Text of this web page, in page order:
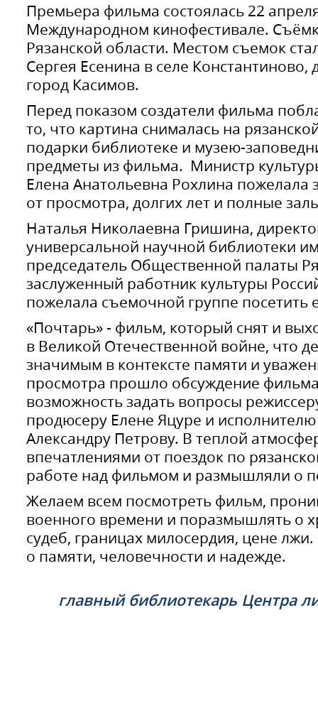
Премьера фильма состоялась 22
Международном кинофестивале.
Рязанской области. Местом съемок
Сергея Есенина в селе
город Касимов.
Перед показом создатели фильма
то, что картина снималась на
подарки библиотеке и музею-
предметы из фильма. Министр
Елена Анатольевна Рохлина пожелала
от просмотра, долгих лет и полные
Наталья Николаевна Гришина,
универсальной научной библиотеки
председатель Общественной палаты
заслуженный работник культуры
пожелала съемочной группе посетить
«Почтарь» - фильм, который снят и
в Великой Отечественной войне, что
значимым в контексте памяти и
просмотра прошло обсуждение
возможность задать вопросы
продюсеру Елене Яцуре и
Александру Петрову. В теплой
впечатлениями от поездок по
работе над фильмом и размышляли о
Желаем всем посмотреть фильм,
военного времени и поразмышлять о
судеб, границах милосердия, цене
о памяти, человечности и надежде.
главный библиотекарь Центра